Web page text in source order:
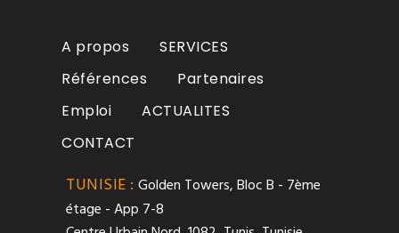
A propos
SERVICES
Références
Partenaires
Emploi
ACTUALITES
CONTACT
TUNISIE : Golden Towers, Bloc B - 7ème
étage - App 7-8